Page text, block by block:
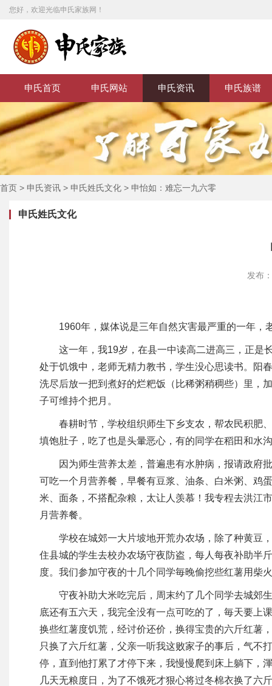
您好，欢迎光临申氏家族网！
申氏首页 申氏网站 申氏资讯 申氏族谱
首页 > 申氏资讯 > 申氏姓氏文化 > 申怡如：难忘一九六零
申氏姓氏文化
发布
1960年，媒体说是三年自然灾害最严重的一年，
这一年，我19岁，在县一中读高二进高三，正是
处于饥饿中，老师无精力教书，学生没心思读书。阳
洗尽后放一把到煮好的烂粑饭（比稀粥稍稠些）里，
子可维持个把月。
春耕时节，学校组织师生下乡支农，帮农民积肥
填饱肚子，吃了也是头暈恶心，有的同学在稻田和水
因为师生营养太差，普遍患有水肿病，报请政府
可吃一个月营养餐，早餐有豆浆、油条、白米粥、鸡
米、面条，不搭配杂粮，太让人羡慕！我专程去洪江
月营养餐。
学校在城郊一大片坡地开荒办农场，除了种黄豆
住县城的学生去校办农场守夜防盗，每人每夜补助半
度。我们参加守夜的十几个同学毎晚偷挖些红薯用柴
守夜补助大米吃完后，周末约了几个同学去城郊
底还有五六天，我完全没有一点可吃的了，毎天要上
换些红薯度饥荒，经讨价还价，换得宝贵的六斤红薯
只换了六斤红薯，父亲一听我这败家子的事后，气不
停，直到他打累了才停下来，我慢慢爬到床上躺下，
几天无粮度日，为了不饿死才狠心将过冬棉衣换了六